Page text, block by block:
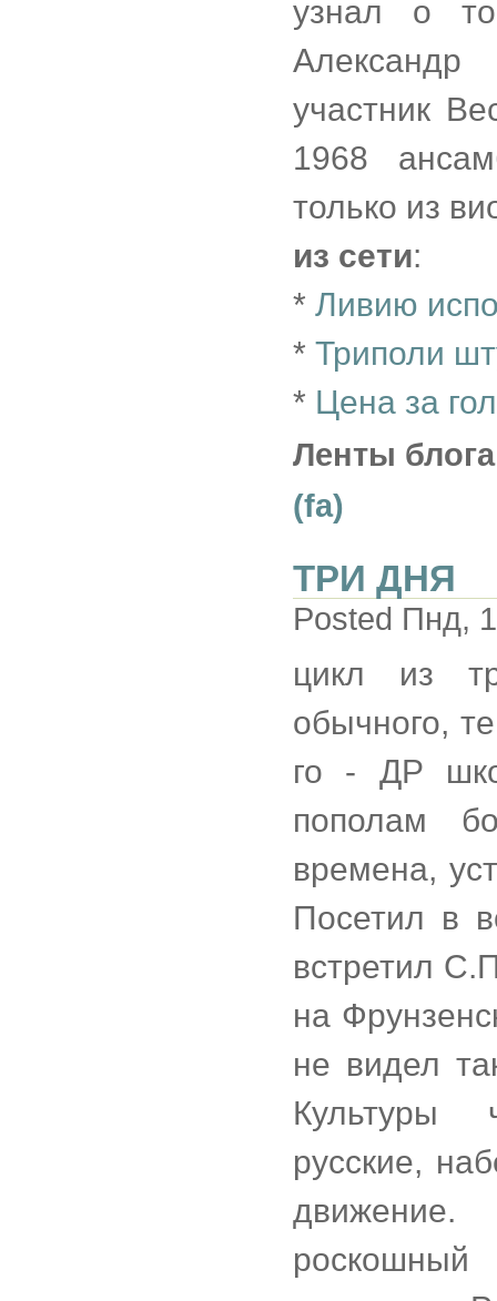
узнал о
Александр
участник
1968
только из
из сети:
* Ливию
* Триполи
* Цена за
Ленты
(fa)
ТРИ ДНЯ
Posted Пнд,
цикл из
обычного,
го - ДР
пополам
времена,
Посетил в
встретил
на
не видел
Культуры
русские,